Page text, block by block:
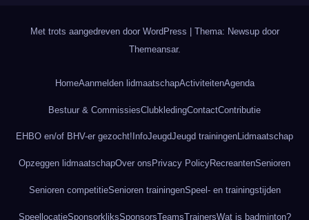
Met trots aangedreven door WordPress
Thema: Newsup door
Themeansar.
HomeAanmelden lidmaatschapActiviteitenAgenda
Bestuur & CommissiesClubkledingContactContributie
EHBO en/of BHV-er gezocht! InfoJeugdJeugd trainingenLidmaatschap
Opzeggen lidmaatschapOver ons Privacy PolicyRecreantenSenioren
Senioren competitieSenioren trainingenSpeel- en trainingstijden
SpeellocatieSponsorkliksSponsorsTeamsTrainersWat is badminton?